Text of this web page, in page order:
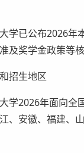
已公布2026年本
及奖学金政策等
生地区
2026年面向全国
、安徽、福建、